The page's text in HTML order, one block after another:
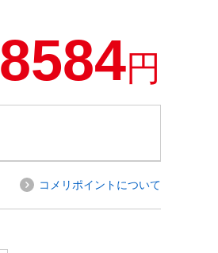
8584円
コメリポイントについて